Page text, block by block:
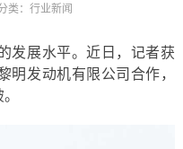
： 行业新闻
发展水平。近日，记者获
明发动机有限公司合作，